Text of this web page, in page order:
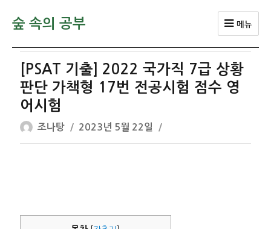
숲 속의 공부 메뉴
[PSAT 기출] 2022 국가직 7급 상황
판단 가책형 17번 전공시험 점수 영
어시험
글
쓴
조나탕
작
성
2023년 5월 22일